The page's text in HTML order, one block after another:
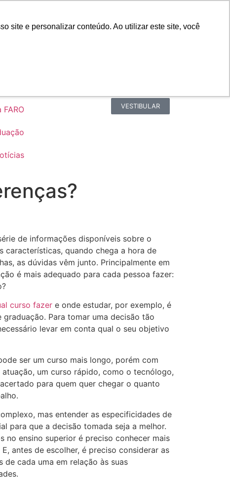
site e personalizar conteúdo. Ao utilizar este site, você
FARO VESTIBULAR
de informações disponíveis sobre o
características, quando chega a hora de
as dúvidas vêm junto. Principalmente em
é mais adequado para cada pessoa fazer:
curso fazer e onde estudar, por exemplo, é
Para tomar uma decisão tão
levar em conta qual o seu objetivo
ser um curso mais longo, porém com
um curso rápido, como o tecnólogo,
para quem quer chegar o quanto
mas entender as especificidades de
para que a decisão tomada seja a melhor.
no ensino superior é preciso conhecer mais
antes de escolher, é preciso considerar as
de cada uma em relação às suas